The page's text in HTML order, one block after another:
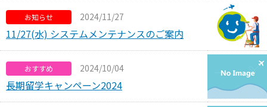
お知らせ 2024/11/27
11/27(水) システムメンテナンスのご案内
おすすめ 2024/10/04
長期留学キャンペーン2024